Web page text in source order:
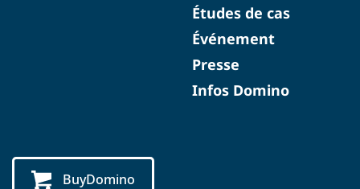
Études de cas
Événement
Presse
Infos Domino
BuyDomino